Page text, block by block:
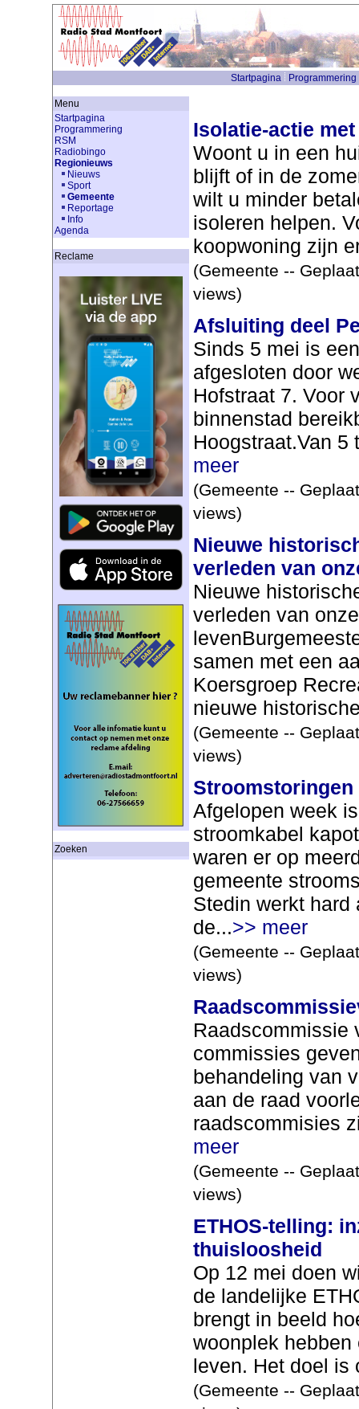
Startpagina Programmering
Menu
Startpagina
Programmering
RSM
Radiobingo
Regionieuws
Nieuws
Sport
Gemeente
Reportage
Info
Agenda
Reclame
Zoeken
Isolatie-actie
Woont u in een
blijft of in de
wilt u minder
isoleren helpen.
koopwoning zijn
(Gemeente --
views)
Afsluiting deel
Sinds 5 mei is
afgesloten door
Hofstraat 7. Voor
binnenstad
Hoogstraat.Van 5
meer
(Gemeente --
views)
Nieuwe
verleden van
Nieuwe
verleden van
samen met een
Koersgroep
nieuwe
(Gemeente --
views)
Stroomstoringen
Afgelopen week
stroomkabel
waren er op
gemeente
Stedin werkt hard
de...>> meer
(Gemeente --
views)
Raadscommissie
commissies
behandeling van
aan de raad
raadscommisies
meer
(Gemeente --
views)
ETHOS-telling:
thuisloosheid
Op 12 mei doen
de landelijke
brengt in beeld
woonplek
leven. Het doel is
(Gemeente --